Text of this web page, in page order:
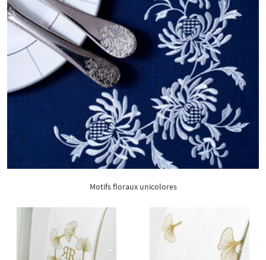
Motifs floraux unicolores